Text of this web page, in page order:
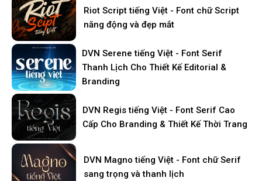
Riot Script tiếng Việt - Font chữ Script
năng động và đẹp mắt
DVN Serene tiếng Việt - Font Serif
Thanh Lịch Cho Thiết Kế Editorial &
Branding
DVN Regis tiếng Việt - Font Serif Cao
Cấp Cho Branding & Thiết Kế Thời Trang
DVN Magno tiếng Việt - Font chữ Serif
sang trọng và thanh lịch